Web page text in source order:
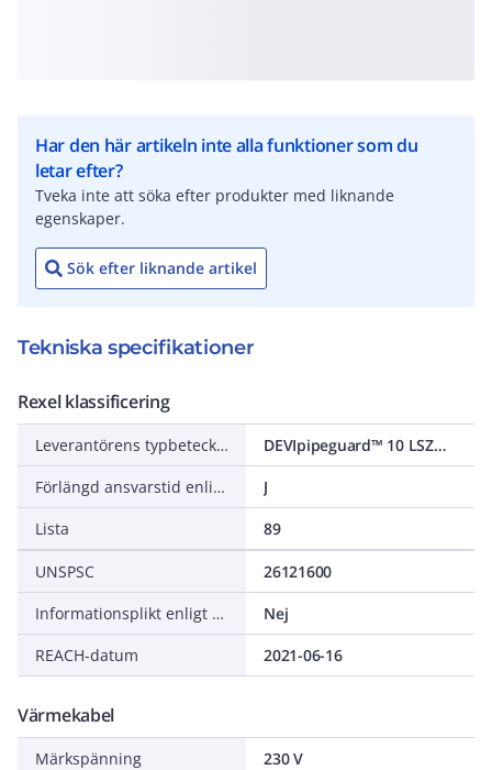
Har den här artikeln inte alla funktioner som du
letar efter?
Tveka inte att söka efter produkter med liknande
egenskaper.
Sök efter liknande artikel
Tekniska specifikationer
Rexel klassificering
Leverantörens typbeteckning
DEVIpipeguard™ 10 LSZH (T
Förlängd ansvarstid enligt ALEM-09
J
Lista
89
UNSPSC
26121600
Informationsplikt enligt REACH
Nej
REACH-datum
2021-06-16
Värmekabel
Märkspänning
230 V